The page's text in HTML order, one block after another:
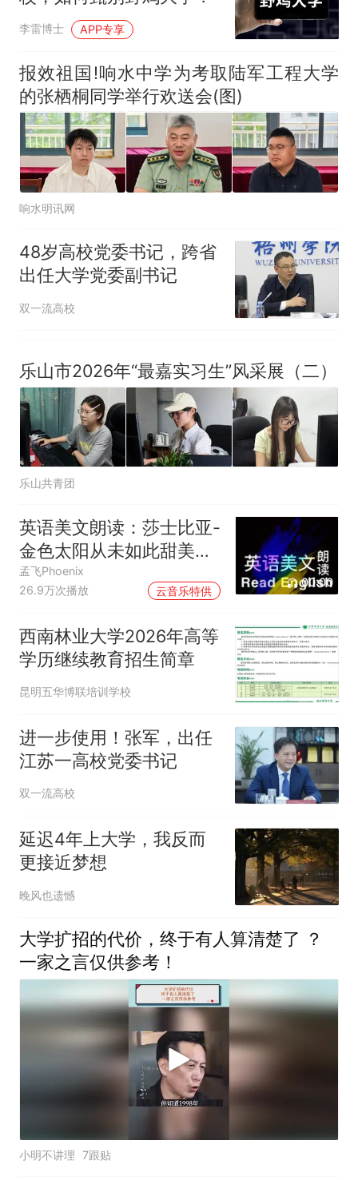
核查
力已达15级 最新研判
热
那个在床头放菜刀的女孩，
人生
李雷博士 APP专享
报效祖国!响水中学为考取陆军工程大学
的张栖桐同学举行欢送会(图)
响水明讯网
48岁高校党委书记，跨省
出任大学党委副书记
双一流高校
乐山市2026年“最嘉实习生”风采展（二）
乐山共青团
英语美文朗读：莎士比亚-
金色太阳从未如此甜美吻
过
孟飞Phoenix
26.9万次播放
云音乐特供
00:00
西南林业大学2026年高等
学历继续教育招生简章
昆明五华博联培训学校
进一步使用！张军，出任
江苏一高校党委书记
双一流高校
延迟4年上大学，我反而
更接近梦想
晚风也遗憾
大学扩招的代价，终于有人算清楚了 ？
一家之言仅供参考！
小明不讲理 7跟贴